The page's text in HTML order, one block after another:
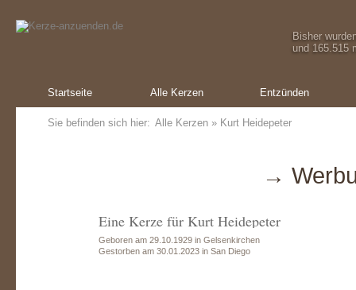
Bisher
und 165.515
Startseite Alle Kerzen Entzünden
Sie befinden sich hier: Alle Kerzen » Kurt Heidepeter
→
Eine Kerze für Kurt Heidepeter
Geboren am 29.10.1929 in Gelsenkirchen
Gestorben am 30.01.2023 in San Diego